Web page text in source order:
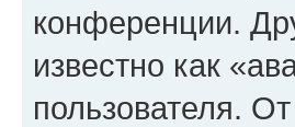
конференции.
известно как
пользователя.